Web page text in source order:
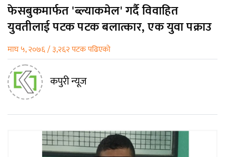
फेसबुकमार्फत 'ब्ल्याकमेल' गर्दै विवाहित
युवतीलाई पटक पटक बलात्कार, एक युवा पक्राउ
माघ ५, २०७६ / ३,२६२ पटक पढिएको
कपुरी न्यूज